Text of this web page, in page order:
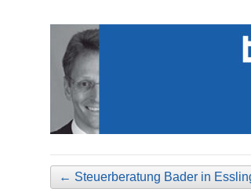
← Steuerberatung Bader in